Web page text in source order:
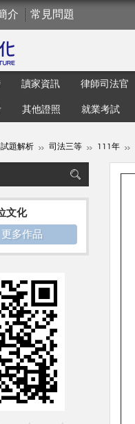
介 常見問題
讀家資訊 律師司法官
其他證照 就業考試
題解析 司法三等 111年
文化
更多作品